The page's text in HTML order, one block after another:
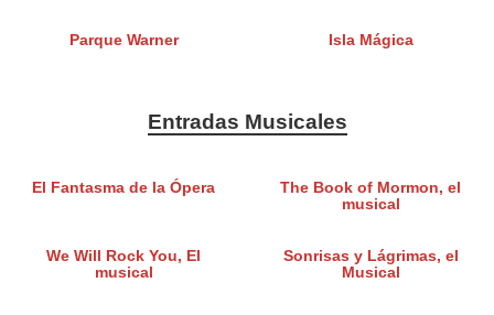
Parque Warner Isla Mágica
Entradas Musicales
El Fantasma de la Ópera
The Book of Mormon, el
musical
We Will Rock You, El
musical
Sonrisas y Lágrimas, el
Musical